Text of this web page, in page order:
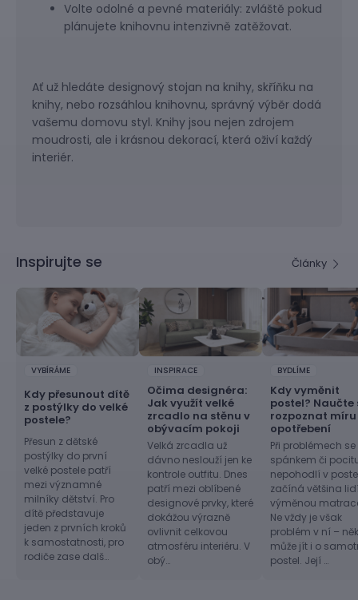
Volte odolné a pevné materiály: zvláště pokud
plánujete knihovnu intenzivně zatěžovat.
Ať už hledáte designový stojan na knihy, skříňku na
knihy, nebo rozsáhlou knihovnu, správný výběr dodá
vašemu domovu styl. Knihy jsou nejen zdrojem
moudrosti, ale i krásnou dekorací, která oživí každý
interiér.
Inspirujte se Články
VYBÍRÁME
Kdy přesunout dítě
z postýlky do velké
postele?
Přesun z dětské
postýlky do první
velké postele patří
mezi významné
milníky dětství. Pro
dítě představuje
jeden z prvních kroků
k samostatnosti, pro
rodiče zase dalš…
INSPIRACE
Očima designéra:
Jak využít velké
zrcadlo na stěnu v
obývacím pokoji
Velká zrcadla už
dávno neslouží jen ke
kontrole outfitu. Dnes
patří mezi oblíbené
designové prvky, které
dokážou výrazně
ovlivnit celkovou
atmosféru interiéru. V
obý…
BYDLÍME
Kdy vyměnit
postel? Naučte
rozpoznat míru
opotřebení
Při problémech se
spánkem či
nepohodlí v
začíná většina
výměnou
Ne vždy je však
problém v ní –
může jít i o
postel. Její …